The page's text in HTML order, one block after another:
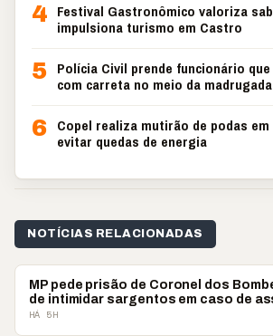
4 Festival Gastronômico valoriza
impulsiona turismo em Castro
5 Polícia Civil prende funcionário
com carreta no meio da madrugada
6 Copel realiza mutirão de podas
evitar quedas de energia
NOTÍCIAS RELACIONADAS
POLICIAL
MP pede prisão de Coronel dos
de intimidar sargentos em caso de
HÁ 5H